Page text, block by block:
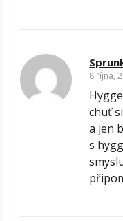
8 října,
chuť
a jen
s